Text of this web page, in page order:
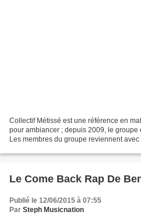
Collectif Métissé est une référence en
pour ambiancer ; depuis 2009, le
Les membres du groupe reviennent
Le Come Back Rap De
Publié le 12/06/2015 à 07:55
Par Steph Musicnation